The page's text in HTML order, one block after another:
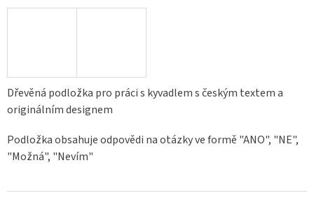
Dřevěná podložka pro práci s kyvadlem s českým textem a
originálním designem
Podložka obsahuje odpovědi na otázky ve formě "ANO", "NE",
"Možná", "Nevím"